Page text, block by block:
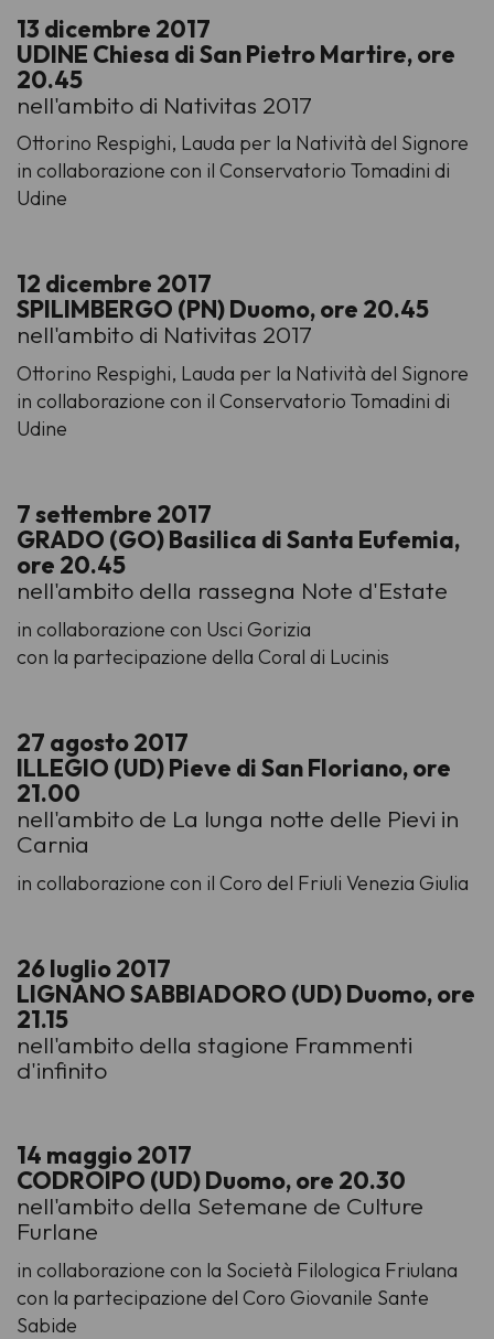
13 dicembre 2017
UDINE Chiesa di San Pietro Martire, ore
20.45
nell'ambito di Nativitas 2017
Ottorino Respighi, Lauda per la Natività del Signore
in collaborazione con il Conservatorio Tomadini di
Udine
12 dicembre 2017
SPILIMBERGO (PN) Duomo, ore 20.45
nell'ambito di Nativitas 2017
Ottorino Respighi, Lauda per la Natività del Signore
in collaborazione con il Conservatorio Tomadini di
Udine
7 settembre 2017
GRADO (GO) Basilica di Santa Eufemia,
ore 20.45
nell'ambito della rassegna Note d'Estate
in collaborazione con Usci Gorizia
con la partecipazione della Coral di Lucinis
27 agosto 2017
ILLEGIO (UD) Pieve di San Floriano, ore
21.00
nell'ambito de La lunga notte delle Pievi in
Carnia
in collaborazione con il Coro del Friuli Venezia Giulia
26 luglio 2017
LIGNANO SABBIADORO (UD) Duomo, ore
21.15
nell'ambito della stagione Frammenti
d'infinito
14 maggio 2017
CODROIPO (UD) Duomo, ore 20.30
nell'ambito della Setemane de Culture
Furlane
in collaborazione con la Società Filologica Friulana
con la partecipazione del Coro Giovanile Sante
Sabide